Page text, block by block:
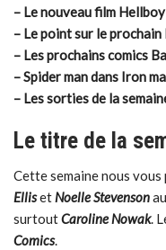
– Le nouveau film Hellboy
– Le point sur le prochain
– Les prochains comics
– Spider man dans Iron
– Les sorties de la
Le titre de la
Cette semaine nous vous
EllisetNoelle Stevenson
surtoutCaroline Nowak.
Comics.